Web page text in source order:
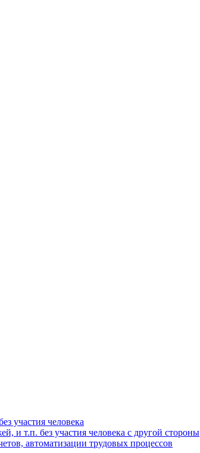
участия человека
и т.п. без участия человека с другой стороны
автоматизации трудовых процессов